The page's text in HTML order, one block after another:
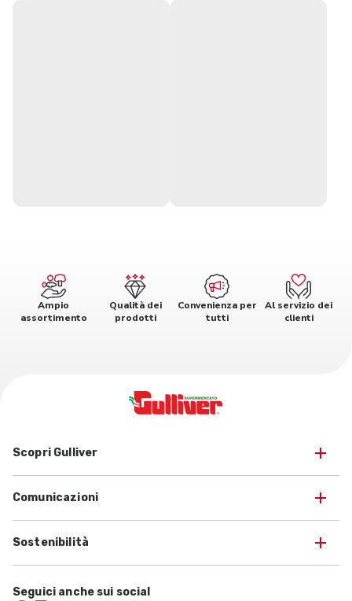
Ampio
assortimento
Qualità dei
prodotti
Convenienza per
tutti
Al servizio dei
clienti
Scopri Gulliver
Comunicazioni
Sostenibilità
Seguici anche sui social